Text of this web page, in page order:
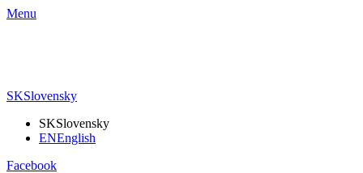
Menu
SKSlovensky
SKSlovensky
ENEnglish
Facebook